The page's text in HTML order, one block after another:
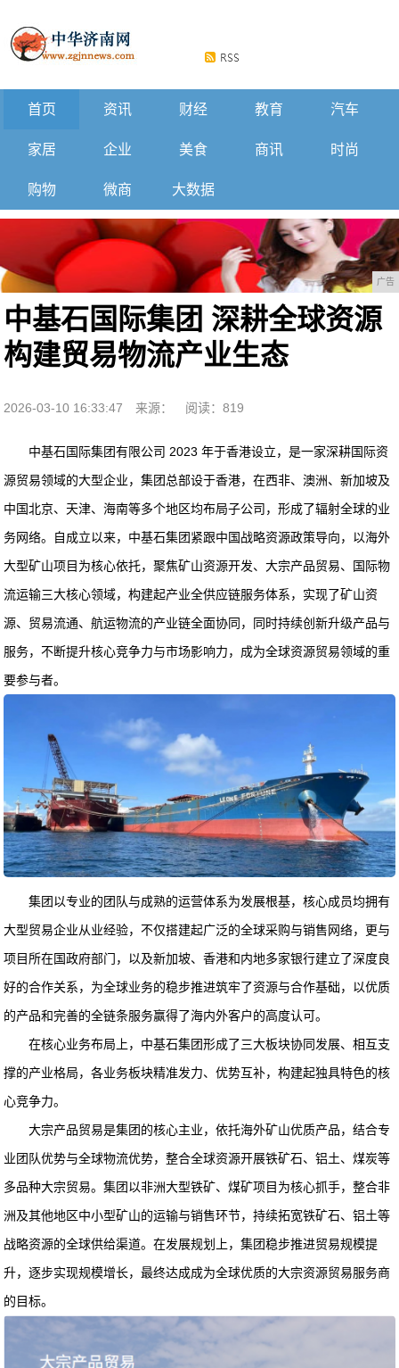
首页 资讯 财经 教育 汽车
家居 企业 美食 商讯 时尚
购物 微商 大数据
广告
中基石国际集团 深耕全球资源
构建贸易物流产业生态
2026-03-10 16:33:47 来源： 阅读：819
中基石国际集团有限公司 2023 年于香港设立，是一家深耕国际资
源贸易领域的大型企业，集团总部设于香港，在西非、澳洲、新加坡及
中国北京、天津、海南等多个地区均布局子公司，形成了辐射全球的业
务网络。自成立以来，中基石集团紧跟中国战略资源政策导向，以海外
大型矿山项目为核心依托，聚焦矿山资源开发、大宗产品贸易、国际物
流运输三大核心领域，构建起产业全供应链服务体系，实现了矿山资
源、贸易流通、航运物流的产业链全面协同，同时持续创新升级产品与
服务，不断提升核心竞争力与市场影响力，成为全球资源贸易领域的重
要参与者。
集团以专业的团队与成熟的运营体系为发展根基，核心成员均拥有
大型贸易企业从业经验，不仅搭建起广泛的全球采购与销售网络，更与
项目所在国政府部门，以及新加坡、香港和内地多家银行建立了深度良
好的合作关系，为全球业务的稳步推进筑牢了资源与合作基础，以优质
的产品和完善的全链条服务赢得了海内外客户的高度认可。
在核心业务布局上，中基石集团形成了三大板块协同发展、相互支
撑的产业格局，各业务板块精准发力、优势互补，构建起独具特色的核
心竞争力。
大宗产品贸易是集团的核心主业，依托海外矿山优质产品，结合专
业团队优势与全球物流优势，整合全球资源开展铁矿石、铝土、煤炭等
多品种大宗贸易。集团以非洲大型铁矿、煤矿项目为核心抓手，整合非
洲及其他地区中小型矿山的运输与销售环节，持续拓宽铁矿石、铝土等
战略资源的全球供给渠道。在发展规划上，集团稳步推进贸易规模提
升，逐步实现规模增长，最终达成成为全球优质的大宗资源贸易服务商
的目标。